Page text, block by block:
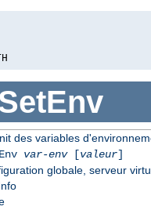
des variables
var-env[valeur]
globale, serveur